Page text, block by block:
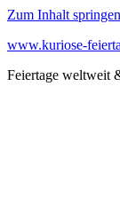
Zum Inhalt springen
www.kuriose-
Feiertage weltweit